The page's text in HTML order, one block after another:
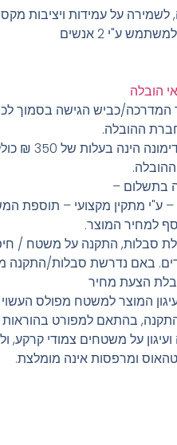
לשמירה על עמידות ויציבות
ע"י 2 אנשים
הובלה
המדרכה/כביש הגישה בסמוך
ההובלה.
הובלת המוצר דרומית
בתשלום –
ע"י מתקין מקצועי – תוספת
למחיר המוצר.
סבלות, התקנה על משטח /
באם נדרשת סבלות/התקנה
הצעת מחיר
המוצר למשטח מפולס העשוי
בהתאם למפורט
על משטחים צמודי קרקע,
ומרפסות אינה מומלצת.